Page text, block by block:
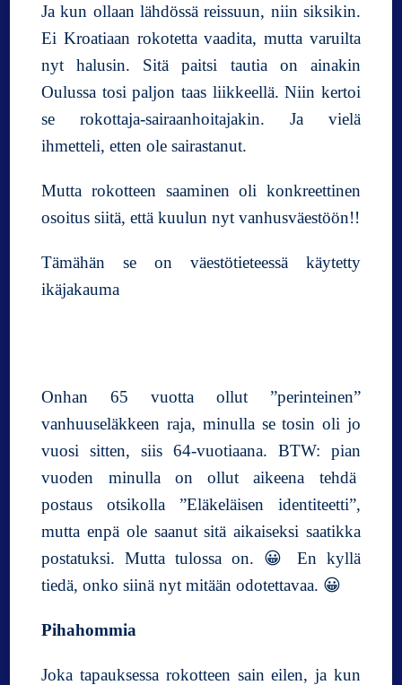
Ja kun ollaan lähdössä reissuun, niin siksikin.
Ei Kroatiaan rokotetta vaadita, mutta varuilta
nyt halusin. Sitä paitsi tautia on ainakin
Oulussa tosi paljon taas liikkeellä. Niin kertoi
se rokottaja-sairaanhoitajakin. Ja vielä
ihmetteli, etten ole sairastanut.
Mutta rokotteen saaminen oli konkreettinen
osoitus siitä, että kuulun nyt vanhusväestöön!!
Tämähän se on väestötieteessä käytetty
ikäjakauma
Onhan 65 vuotta ollut ”perinteinen”
vanhuuseläkkeen raja, minulla se tosin oli jo
vuosi sitten, siis 64-vuotiaana. BTW: pian
vuoden minulla on ollut aikeena tehdä
postaus otsikolla ”Eläkeläisen identiteetti”,
mutta enpä ole saanut sitä aikaiseksi saatikka
postatuksi. Mutta tulossa on. 😀 En kyllä
tiedä, onko siinä nyt mitään odotettavaa. 😀
Pihahommia
Joka tapauksessa rokotteen sain eilen, ja kun